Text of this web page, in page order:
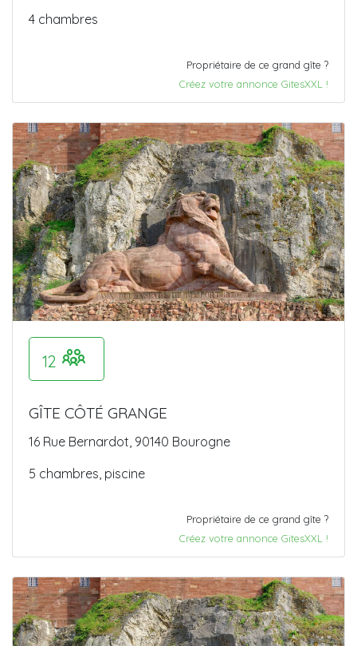
4 chambres
Propriétaire de ce grand gîte ?
Créez votre annonce GitesXXL !
12
GÎTE CÔTÉ GRANGE
16 Rue Bernardot, 90140 Bourogne
5 chambres, piscine
Propriétaire de ce grand gîte ?
Créez votre annonce GitesXXL !